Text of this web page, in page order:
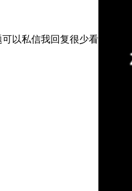
以私信我回复很少看